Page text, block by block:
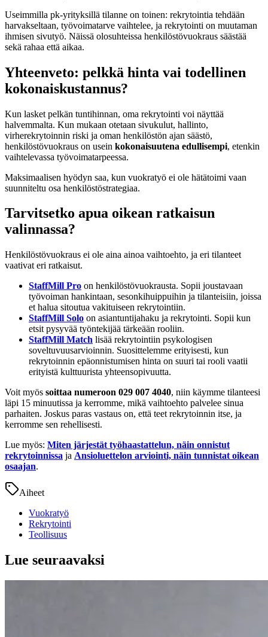
Useimmilla pk-yrityksillä tilanne on toinen: rekrytointia tehdään
harvakseltaan, työvoimatarve vaihtelee, ja rekrytointi on muutaman
ihmisen sivutyö. Näissä olosuhteissa henkilöstövuokraus säästää
sekä rahaa että aikaa.
Yhteenveto: pelkkä hinta vai todellinen
kokonaiskustannus?
Kun lasket pelkän tuntihinnan, oma rekrytointi voi näyttää
halvemmalta. Kun mukaan otetaan sivukulut, hallinto,
virherekrytoinnin riski ja oman henkilöstön ajan säästö,
henkilöstövuokraus on usein kokonaisuutena edullisempi, etenkin
vaihtelevassa työvoimatarpeessa.
Maksimaalisen hyödyn saa, kun vuokratyö ei ole hätätoimi vaan
suunniteltu osa henkilöstöstrategiaa.
Tarvitsetko apua oikean ratkaisun
valinnassa?
Henkilöstövuokraus ei ole aina ainoa vaihtoehto, ja eri tilanteet
vaativat eri ratkaisut.
StaffMill Pro on henkilöstövuokrausta. Sopii joustavaan
työvoiman hankintaan, sesonkihuippuihin ja tilanteisiin, joissa
et halua sitoutua vakituiseen rekrytointiin.
StaffMill Solo on asiantuntijahaku ja rekrytointi. Sopii kun
etsit pysyvää työntekijää tärkeään rooliin.
StaffMill Match lisää rekrytointiin psykologisen
soveltuvuusarvioinnin. Suosittelemme erityisesti, kun
rekrytoinnin epäonnistumisen hinta on suuri tai rooli vaatii
erityistä kulttuurista yhteensopivuutta.
Voit myös soittaa numeroon 029 007 4040, niin käymme tilanteesi
läpi 15 minuutissa ja kerromme, mikä vaihtoehto palvelee sinua
parhaiten. Joskus paras vastaus on, että teet rekrytoinnin itse, ja
kerromme sen rehellisesti.
Lue myös: Miten järjestät työhaastattelun, näin onnistut
rekrytoinnissa ja Ansioluettelon arviointi, näin tunnistat oikean
osaajan.
Aiheet
Vuokratyö
Rekrytointi
Teollisuus
Lue seuraavaksi